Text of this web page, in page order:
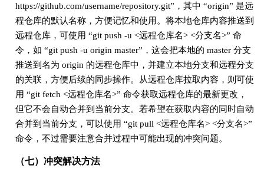
https://github.com/username/repository.git”，其中 “origin” 是远
程仓库的默认名称，方便记忆和使用。将本地仓库内容推送到
远程仓库，可使用 “git push -u <远程仓库名> <分支名>” 命
令，如 “git push -u origin master”，这会把本地的 master 分支
推送到名为 origin 的远程仓库中，并建立本地分支和远程分支
的关联，方便后续的同步操作。从远程仓库拉取内容，则可使
用 “git fetch <远程仓库名>” 命令获取远程仓库的最新更改，
但它不会自动合并到当前分支。若希望在获取内容的同时自动
合并到当前分支，可以使用 “git pull <远程仓库名> <分支名>”
命令，不过需要注意合并过程中可能出现的冲突问题。
（七）冲突解决方法